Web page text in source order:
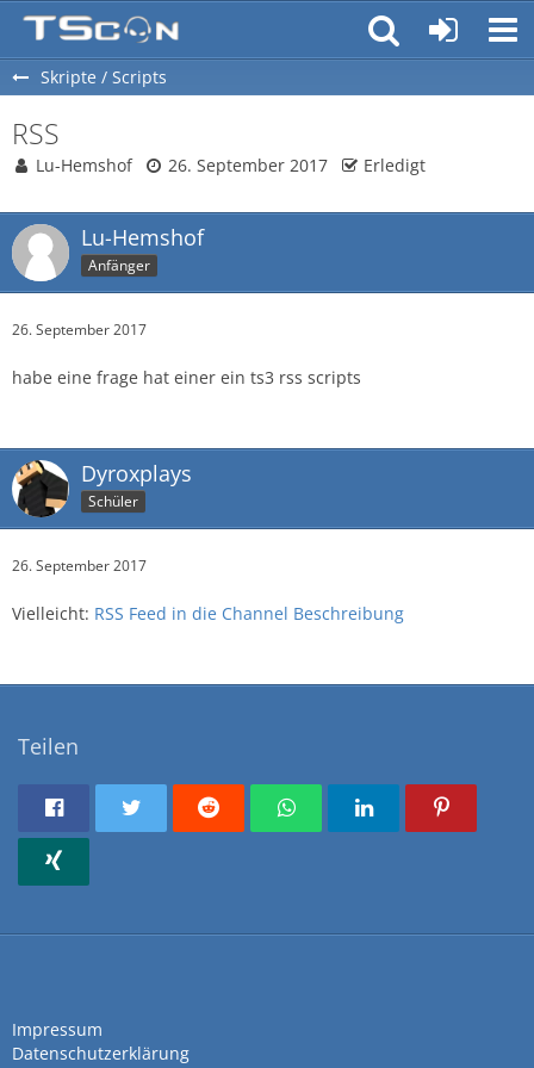
Skripte / Scripts
RSS
Lu-Hemshof 26. September 2017 Erledigt
Lu-Hemshof
Anfänger
26. September 2017
habe eine frage hat einer ein ts3 rss scripts
Dyroxplays
Schüler
26. September 2017
Vielleicht: RSS Feed in die Channel Beschreibung
Teilen
Impressum
Datenschutzerklärung